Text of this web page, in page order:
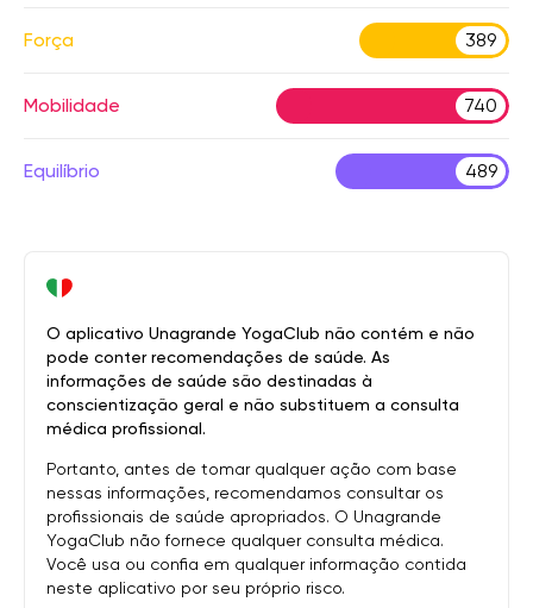
Força 389
Mobilidade 740
Equilíbrio 489
O aplicativo Unagrande YogaClub não contém e não
pode conter recomendações de saúde. As
informações de saúde são destinadas à
conscientização geral e não substituem a consulta
médica profissional.
Portanto, antes de tomar qualquer ação com base
nessas informações, recomendamos consultar os
profissionais de saúde apropriados. O Unagrande
YogaClub não fornece qualquer consulta médica.
Você usa ou confia em qualquer informação contida
neste aplicativo por seu próprio risco.